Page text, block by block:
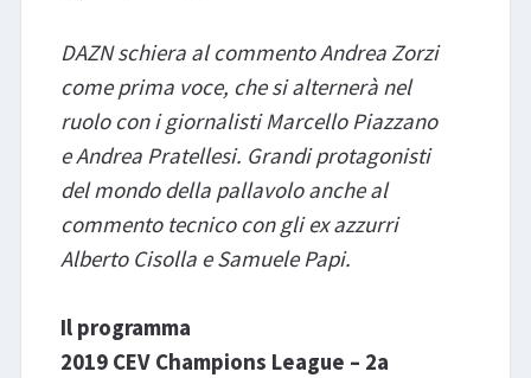
DAZN schiera al commento Andrea Zorzi
come prima voce, che si alternerà nel
ruolo con i giornalisti Marcello Piazzano
e Andrea Pratellesi. Grandi protagonisti
del mondo della pallavolo anche al
commento tecnico con gli ex azzurri
Alberto Cisolla e Samuele Papi.
Il programma
2019 CEV Champions League – 2a